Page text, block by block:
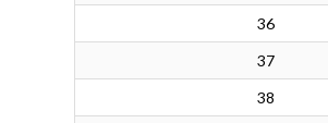
36
37
38